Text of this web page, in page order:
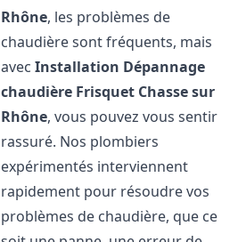
Rhône, les problèmes de
chaudière sont fréquents, mais
avecInstallation Dépannage
chaudière Frisquet Chasse sur
Rhône, vous pouvez vous sentir
rassuré. Nos plombiers
expérimentés interviennent
rapidement pour résoudre vos
problèmes de chaudière, que ce